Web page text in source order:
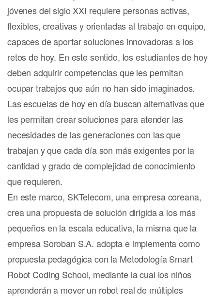
jóvenes del siglo XXI requiere personas activas,
flexibles, creativas y orientadas al trabajo en equipo,
capaces de aportar soluciones innovadoras a los
retos de hoy. En este sentido, los estudiantes de hoy
deben adquirir competencias que les permitan
ocupar trabajos que aún no han sido imaginados.
Las escuelas de hoy en día buscan alternativas que
les permitan crear soluciones para atender las
necesidades de las generaciones con las que
trabajan y que cada día son más exigentes por la
cantidad y grado de complejidad de conocimiento
que requieren.
En este marco, SKTelecom, una empresa coreana,
crea una propuesta de solución dirigida a los más
pequeños en la escala educativa, la misma que la
empresa Soroban S.A. adopta e implementa como
propuesta pedagógica con la Metodología Smart
Robot Coding School, mediante la cual los niños
aprenderán a mover un robot real de múltiples